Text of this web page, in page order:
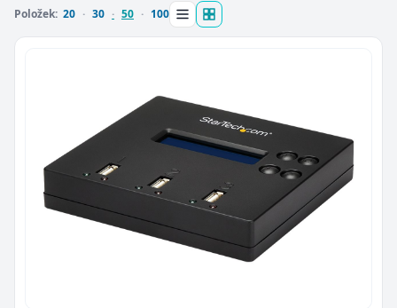
Položek: 20 30 50 100